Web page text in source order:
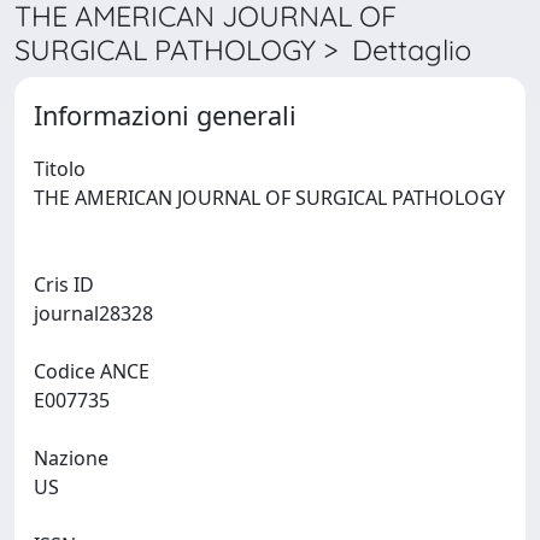
THE AMERICAN JOURNAL OF
SURGICAL PATHOLOGY > Dettaglio
Informazioni generali
Titolo
THE AMERICAN JOURNAL OF SURGICAL PATHOLOGY
Cris ID
Codice ANCE
Nazione